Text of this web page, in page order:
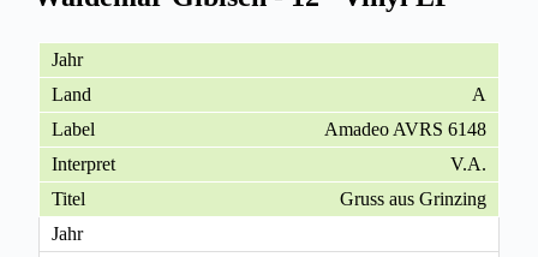
A
Amadeo AVRS 6148
V.A.
Gruss aus Grinzing